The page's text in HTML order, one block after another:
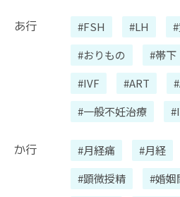
あ行 #FSH #LH
#おりもの
#帯下
#IVF
#ART
#一般不妊治療
か行 #月経痛 #月経
#顕微授精
#婚姻